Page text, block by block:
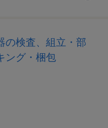
の検査、組立・部
ング・梱包